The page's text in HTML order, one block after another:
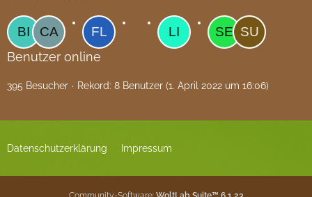
Benutzer online
395 Besucher Rekord: 8 Benutzer (1. April 2022 um 16:06)
Datenschutzerklärung Impressum